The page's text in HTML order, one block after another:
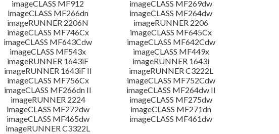
imageCLASS MF912
imageCLASS MF269dw
imageCLASS MF266dn
imageCLASS MF264dw
imageRUNNER 2206N
imageRUNNER 2206
imageCLASS MF746Cx
imageCLASS MF645Cx
imageCLASS MF643Cdw
imageCLASS MF642Cdw
imageCLASS MF543x
imageCLASS MF449x
imageRUNNER 1643iF
imageRUNNER 1643i
imageRUNNER 1643iF II
imageRUNNER C3222L
imageCLASS MF756Cx
imageCLASS MF752Cdw
imageCLASS MF266dn II
imageCLASS MF264dw II
imageRUNNER 2224
imageCLASS MF275dw
imageCLASS MF272dw
imageCLASS MF271dn
imageCLASS MF465dw
imageCLASS MF461dw
imageRUNNER C3322L